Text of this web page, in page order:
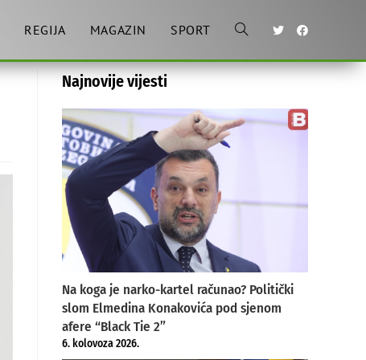
REGIJA MAGAZIN SPORT Toggle
Najnovije vijesti
Na koga je narko-kartel računao? Politički
slom Elmedina Konakovića pod sjenom
afere “Black Tie 2”
6. kolovoza 2026.